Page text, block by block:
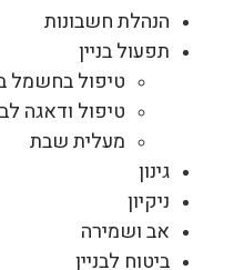
הנהלת חשבונות
תפעול בניין
טיפול בחשמל
טיפול ודאגה
מעלית שבת
גינון
ניקיון
אב ושמירה
ביטוח לבניין